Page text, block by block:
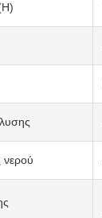
νερού